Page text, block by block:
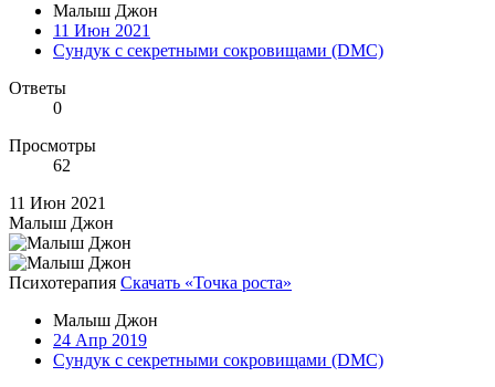
Малыш Джон
11 Июн 2021
Сундук с секретными сокровищами (DMC)
Ответы
0
Просмотры
62
11 Июн 2021
Малыш Джон
Психотерапия Скачать «Точка роста»
Малыш Джон
24 Апр 2019
Сундук с секретными сокровищами (DMC)